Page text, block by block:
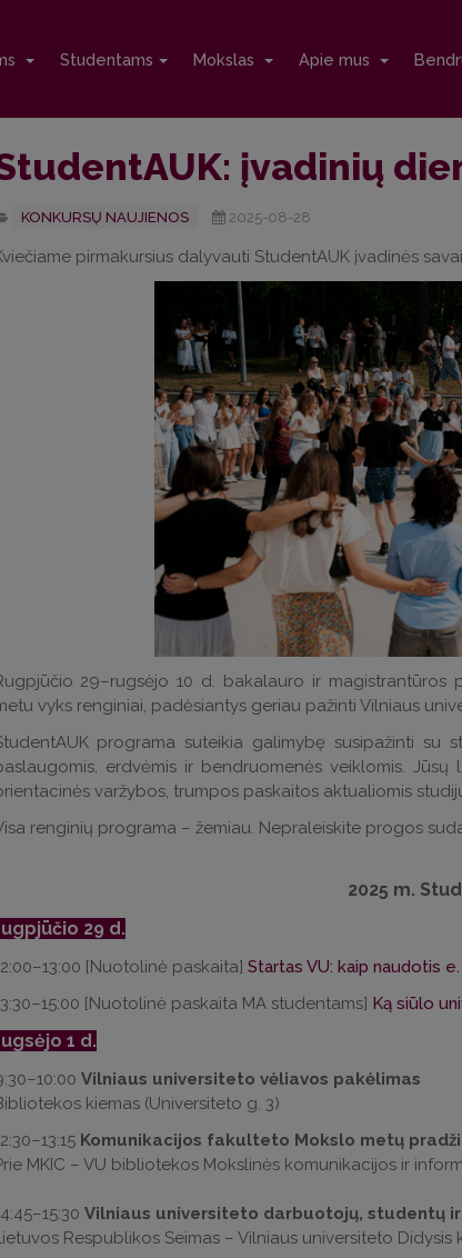
Studentams Mokslas Apie mus
įvadinių
KONKURSŲ NAUJIENOS 2025-08-28
pirmakursius dalyvauti StudentAUK įvadinės
29–rugsėjo 10 d. bakalauro ir magistrantūros
vyks renginiai, padėsiantys geriau pažinti Vilniaus
programa suteikia galimybę susipažinti su
erdvėmis ir bendruomenės veiklomis.
varžybos, trumpos paskaitos aktualiomis
renginių programa – žemiau. Nepraleiskite progos
2025 m.
29 d.
[Nuotolinė paskaita] Startas VU: kaip naudotis
[Nuotolinė paskaita MA studentams] Ką siūlo
1 d.
Vilniaus universiteto vėliavos pakėlimas
kiemas (Universiteto g. 3)
Komunikacijos fakulteto Mokslo metų
MKIC – VU bibliotekos Mokslinės komunikacijos ir
Vilniaus universiteto darbuotojų, studentų
Respublikos Seimas – Vilniaus universiteto Didysis